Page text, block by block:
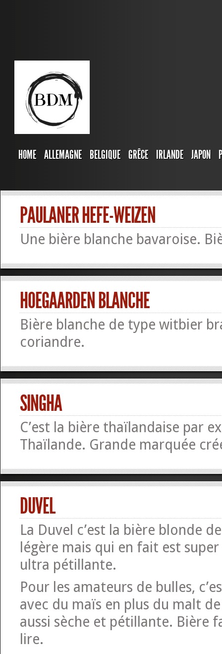
HOME ALLEMAGNE BELGIQUE GRÊCE IRLANDE JAPON
PAULANER HEFE-WEIZEN
Une bière blanche bavaroise.
HOEGAARDEN BLANCHE
Bière blanche de type witbier
coriandre.
SINGHA
C’est la bière thaïlandaise par
Thaïlande. Grande marquée
DUVEL
La Duvel c’est la bière blonde
légère mais qui en fait est
ultra pétillante.
Pour les amateurs de bulles,
avec du maïs en plus du malt
aussi sèche et pétillante. Bière
lire.